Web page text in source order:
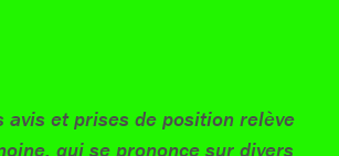
avis et prises de position relève
qui se prononce sur divers